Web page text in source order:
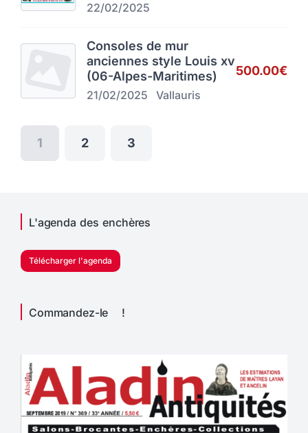
22/02/2025
Consoles de mur
anciennes style Louis xv
(06-Alpes-Maritimes)
21/02/2025 Vallauris
500.00€
1 2 3
L'agenda des enchères
Télécharger l'agenda
Commandez-le !